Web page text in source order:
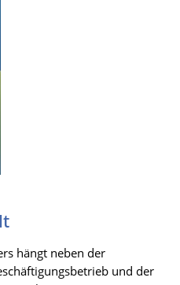
hängt neben der
und der